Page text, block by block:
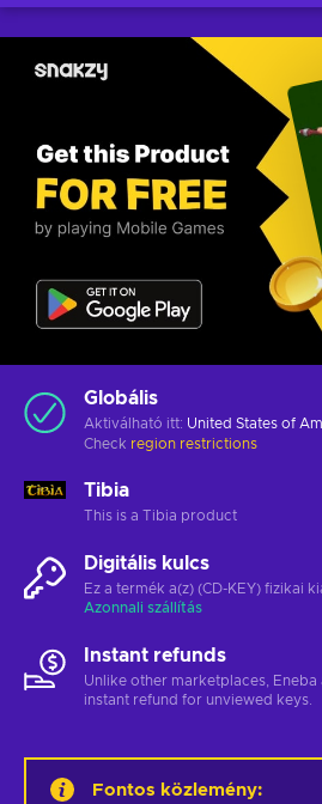
Globális
Aktiválható itt: United States of
Check region restrictions
Tibia
This is a Tibia product
Digitális kulcs
Ez a termék a(z) (CD-KEY) fizikai
Azonnali szállítás
Instant refunds
Unlike other marketplaces,
instant refund for unviewed keys.
Fontos közlemény: